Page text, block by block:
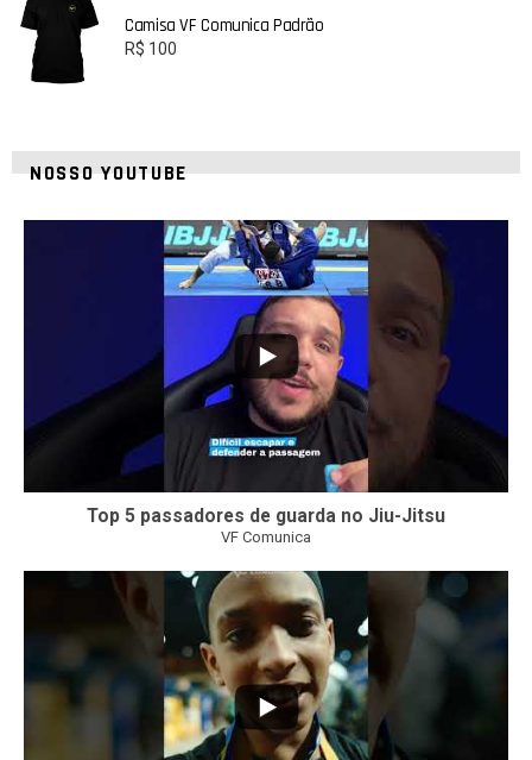
Camisa VF Comunica Padrão
R$ 100
NOSSO YOUTUBE
Top 5 passadores de guarda no Jiu-Jitsu
VF Comunica